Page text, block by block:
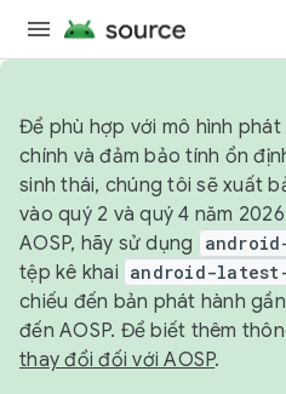
Để phù hợp với mô hình
chính và đảm bảo tính ổn
sinh thái, chúng tôi sẽ xuất
vào quý 2 và quý 4 năm
AOSP, hãy sử dụng
tệp kê khai android-
chiếu đến bản phát hành
đến AOSP. Để biết thêm
thay đổi đối với AOSP.